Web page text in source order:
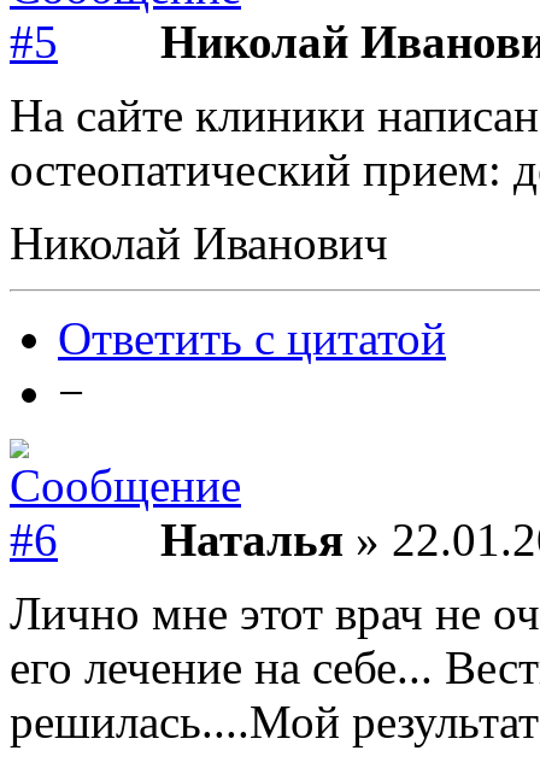
Николай
На сайте клиники
остеопатический прием:
Николай Иванович
Ответить с цитатой
−
Наталья »
Лично мне этот врач не
его лечение на себе...
решилась....Мой